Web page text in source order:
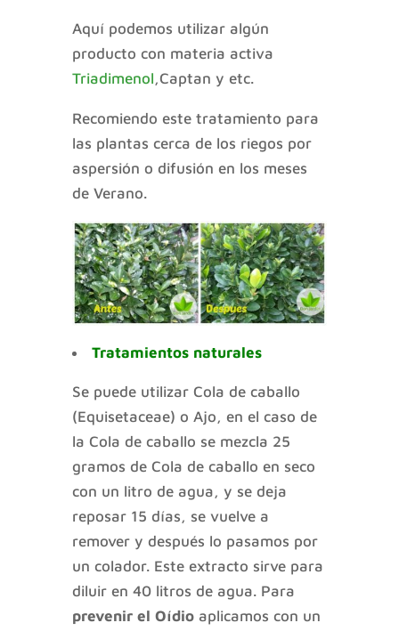
Aquí podemos utilizar algún
producto con materia activa
Triadimenol,Captan y etc.
Recomiendo este tratamiento para
las plantas cerca de los riegos por
aspersión o difusión en los meses
de Verano.
Tratamientos naturales
Se puede utilizar Cola de caballo
(Equisetaceae) o Ajo, en el caso de
la Cola de caballo se mezcla 25
gramos de Cola de caballo en seco
con un litro de agua, y se deja
reposar 15 días, se vuelve a
remover y después lo pasamos por
un colador. Este extracto sirve para
diluir en 40 litros de agua. Para
prevenir el Oídioaplicamos con un